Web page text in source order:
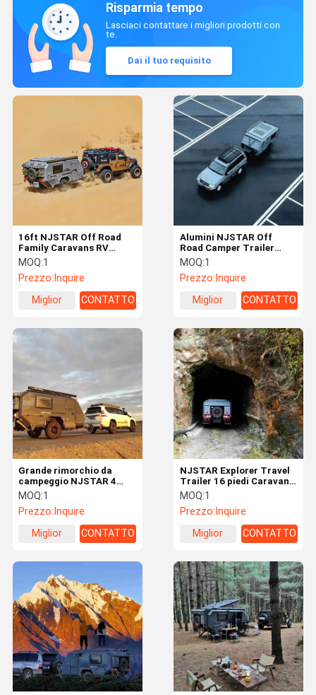
Casa Prodotti Video Chi Siamo
Risparmia tempo
Lasciaci contattare i migliori prodotti con
te.
Dai il tuo requisito
Alumini NJSTAR Off
Road Camper Trailer
600W Solar Luxury Travel
Trailers
MOQ:1
Prezzo: Inquire
Miglior
CONTATTO
16ft NJSTAR Off Road
Family Caravans RV
Camper 1400KG
Lightweight Travel
Trailers
MOQ:1
Prezzo: Inquire
Miglior
CONTATTO
NJSTAR Explorer Travel
Trailer 16 piedi Caravan
Famiglia Camping Trailer
MOQ:1
Prezzo: Inquire
Miglior
CONTATTO
Grande rimorchio da
campeggio NJSTAR 4
Stagione Off Grid
rimorchio di viaggio
personalizzato
MOQ:1
Prezzo: Inquire
Miglior
CONTATTO